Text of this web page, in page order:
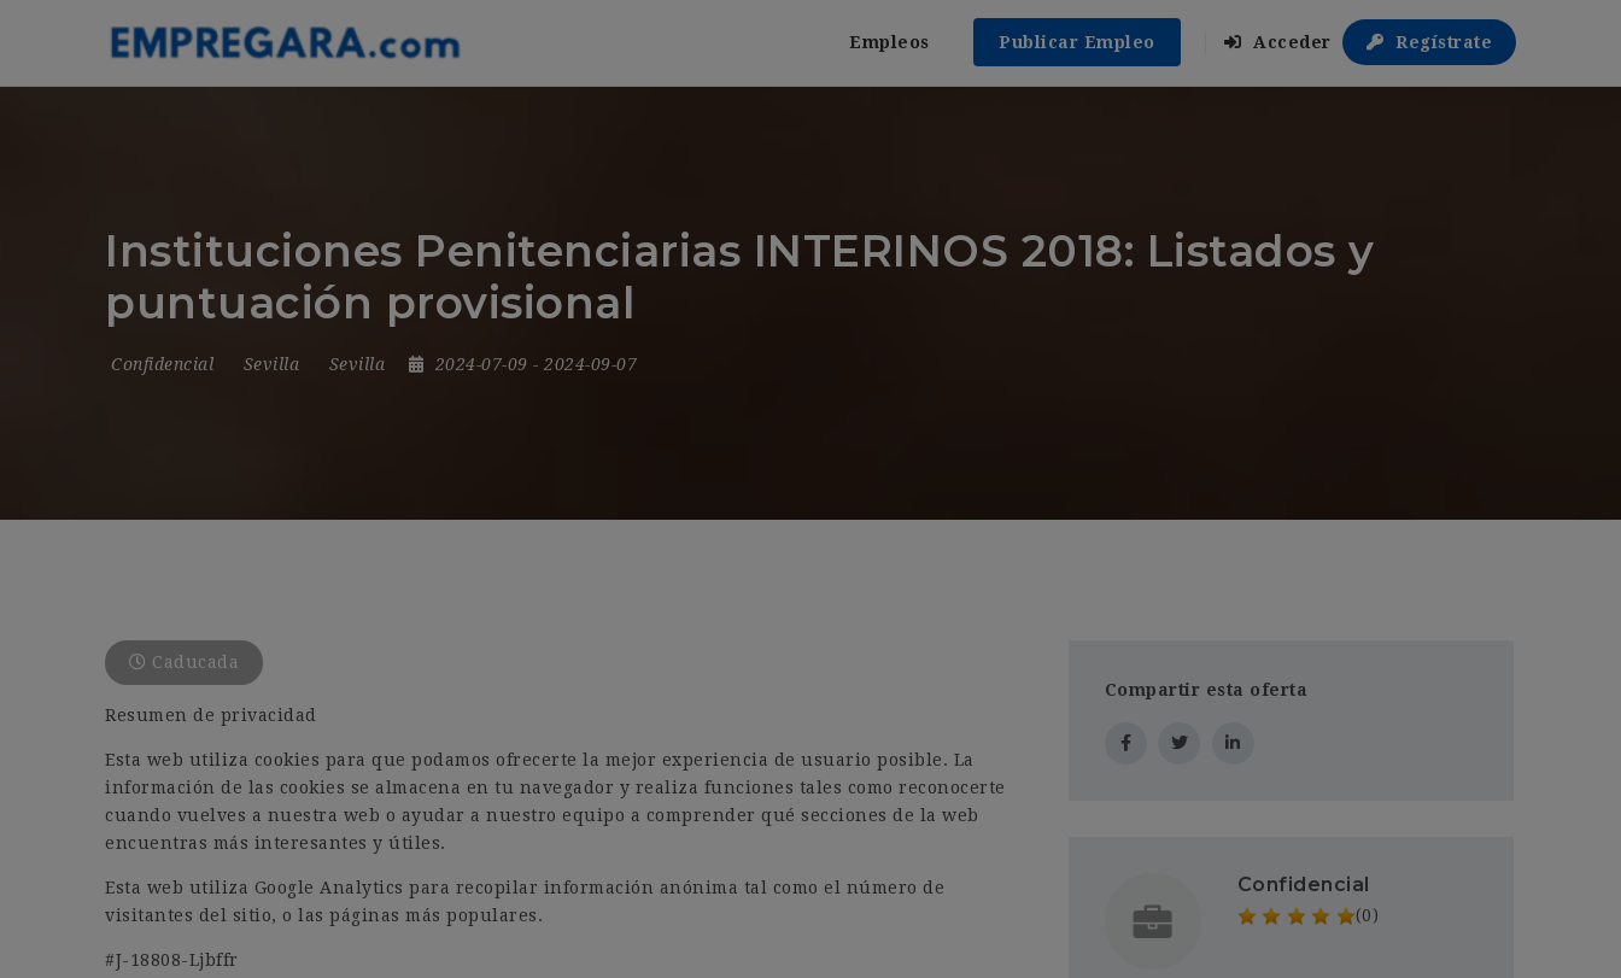
Empleos Publicar Empleo Acceder Regístrate
Instituciones Penitenciarias INTERINOS 2018: Listados y
puntuación provisional
Confidencial Sevilla Sevilla 2024-07-09 - 2024-09-07
Caducada
Resumen de privacidad
Esta web utiliza cookies para que podamos ofrecerte la mejor experiencia de usuario posible. La
información de las cookies se almacena en tu navegador y realiza funciones tales como reconocerte
cuando vuelves a nuestra web o ayudar a nuestro equipo a comprender qué secciones de la web
encuentras más interesantes y útiles.
Esta web utiliza Google Analytics para recopilar información anónima tal como el número de
visitantes del sitio, o las páginas más populares.
#J-18808-Ljbffr
Compartir esta oferta
Confidencial
(0)